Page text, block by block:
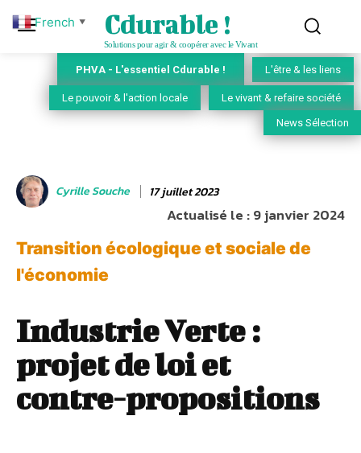
Cdurable !
Solutions pour agir & coopérer avec le Vivant
PHVA - L'essentiel Cdurable ! L'être & les liens
Le pouvoir & l'action locale Le vivant & refaire société
News Sélection
Cyrille Souche 17 juillet 2023
Actualisé le :9 janvier 2024
Transition écologique et sociale de
l'économie
Industrie Verte :
projet de loi et
contre-propositions
French ▼